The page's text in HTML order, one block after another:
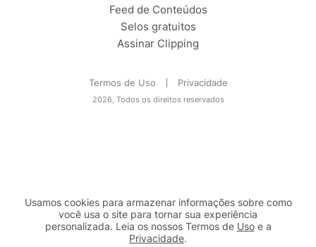
Feed de Conteúdos
Selos gratuitos
Assinar Clipping
Termos de Uso Privacidade
2026, Todos os direitos reservados
Usamos cookies para armazenar informações sobre como
você usa o site para tornar sua experiência
personalizada. Leia os nossos Termos de Usoe a
Privacidade.